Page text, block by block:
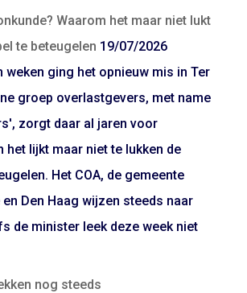
Waarom het maar niet lukt
te beteugelen 19/07/2026
weken ging het opnieuw mis in Ter
groep overlastgevers, met name
zorgt daar al jaren voor
het lijkt maar niet te lukken de
Het COA, de gemeente
Den Haag wijzen steeds naar
de minister leek deze week niet
nog steeds